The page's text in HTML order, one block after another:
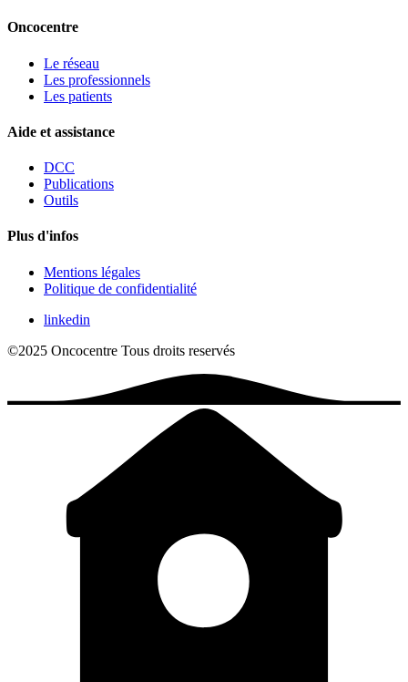
Oncocentre
Le réseau
Les professionnels
Les patients
Aide et assistance
DCC
Publications
Outils
Plus d'infos
Mentions légales
Politique de confidentialité
linkedin
©2025 Oncocentre Tous droits reservés